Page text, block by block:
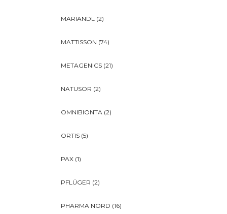
MARIANDL (2)
MATTISSON (74)
METAGENICS (21)
NATUSOR (2)
OMNIBIONTA (2)
ORTIS (5)
PAX (1)
PFLÜGER (2)
PHARMA NORD (16)